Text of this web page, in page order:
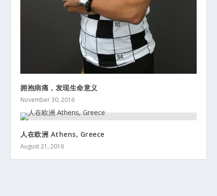
拥抱病痛，发现生命意义
November 30, 2016
人在欧洲 Athens, Greece
August 21, 2016